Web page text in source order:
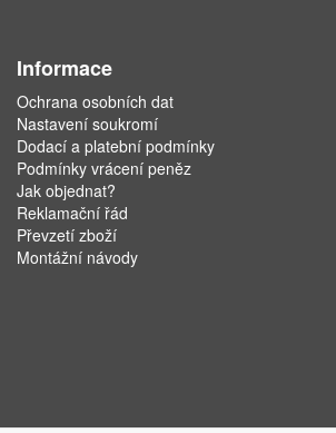
Informace
Ochrana osobních dat
Nastavení soukromí
Dodací a platební podmínky
Podmínky vrácení peněz
Jak objednat?
Reklamační řád
Převzetí zboží
Montážní návody